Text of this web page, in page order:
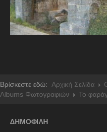
Βρίσκεστε εδώ: Αρχική Σελίδα
Albums Φωτογραφιών
Το
ΔΗΜΟΦΙΛΗ